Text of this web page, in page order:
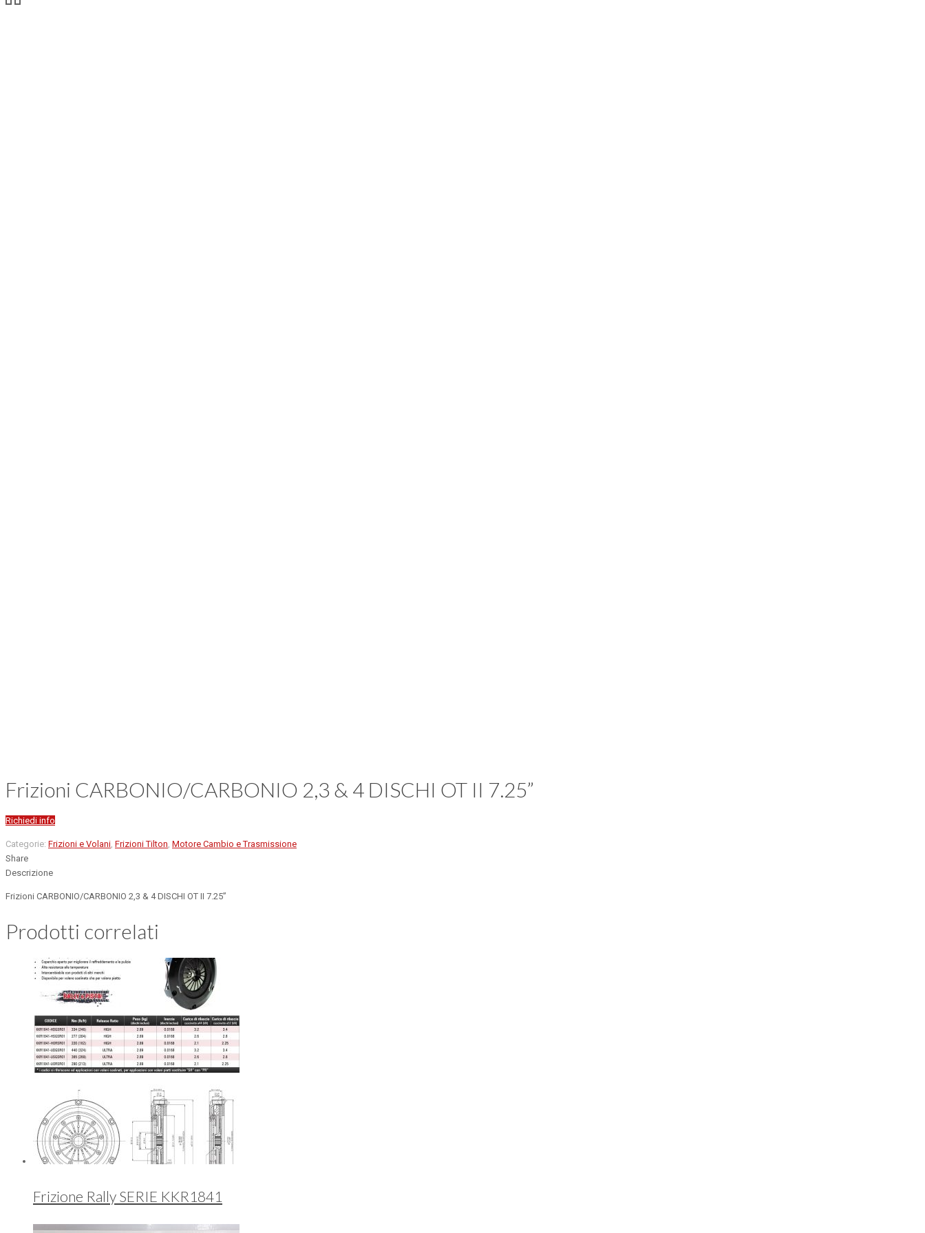
Frizioni CARBONIO/CARBONIO 2,3 & 4 DISCHI OT II 7.25”
Richiedi info
Categorie: Frizioni e Volani Frizioni Tilton Motore Cambio e Trasmissione
Share
Descrizione
Frizioni CARBONIO/CARBONIO 2,3 & 4 DISCHI OT II 7.25”
Prodotti correlati
Frizione Rally SERIE KKR1841